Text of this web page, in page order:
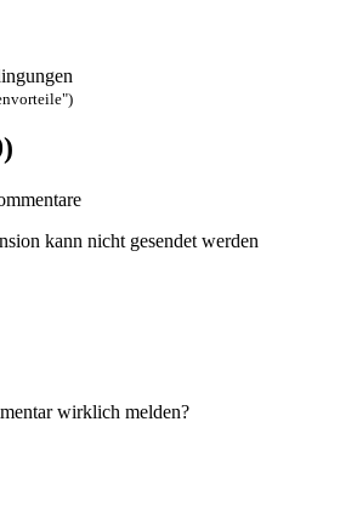
kann nicht gesendet werden
wirklich melden?